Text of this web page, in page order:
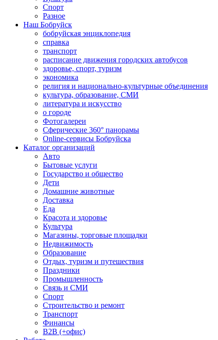
Спорт
Разное
Наш Бобруйск
бобруйская энциклопедия
справка
транспорт
расписание движения городских автобусов
здоровье, спорт, туризм
экономика
религия и национально-культурные объединения
культура, образование, СМИ
литература и искусство
о городе
Фотогалереи
Сферические 360° панорамы
Online-сервисы Бобруйска
Каталог организаций
Авто
Бытовые услуги
Государство и общество
Дети
Домашние животные
Доставка
Еда
Красота и здоровье
Культура
Магазины, торговые площадки
Недвижимость
Образование
Отдых, туризм и путешествия
Праздники
Промышленность
Связь и СМИ
Спорт
Строительство и ремонт
Транспорт
Финансы
B2B (+офис)